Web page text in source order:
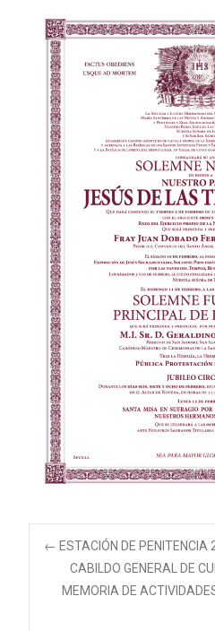
← ESTACIÓN DE PENITENCIA
CABILDO GENERAL DE
MEMORIA DE